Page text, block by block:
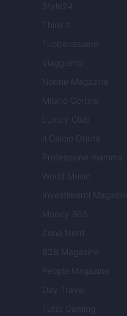
Style24
Think.it
Tuobenessere
Viaggiamo
Nonne Magazine
Milano Cortina
Luxury Club
Il Calcio Online
Professione mamma
World Music
Investimenti Magazine
Money 365
Zona Nerd
B2B Magazine
People Magazine
Day Travel
Tutto Gaming